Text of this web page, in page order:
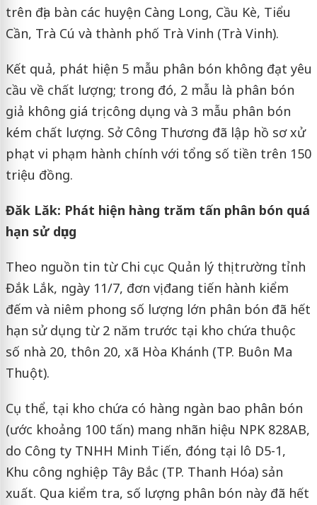
trên địa bàn các huyện Càng Long, Cầu Kè, Tiểu
Cần, Trà Cú và thành phố Trà Vinh (Trà Vinh).
Kết quả, phát hiện 5 mẫu phân bón không đạt yêu
cầu về chất lượng; trong đó, 2 mẫu là phân bón
giả không giá trị công dụng và 3 mẫu phân bón
kém chất lượng. Sở Công Thương đã lập hồ sơ xử
phạt vi phạm hành chính với tổng số tiền trên 150
triệu đồng.
Đăk Lăk: Phát hiện hàng trăm tấn phân bón quá
hạn sử dụng
Theo nguồn tin từ Chi cục Quản lý thị trường tỉnh
Đắk Lắk, ngày 11/7, đơn vị đang tiến hành kiểm
đếm và niêm phong số lượng lớn phân bón đã hết
hạn sử dụng từ 2 năm trước tại kho chứa thuộc
số nhà 20, thôn 20, xã Hòa Khánh (TP. Buôn Ma
Thuột).
Cụ thể, tại kho chứa có hàng ngàn bao phân bón
(ước khoảng 100 tấn) mang nhãn hiệu NPK 828AB,
do Công ty TNHH Minh Tiến, đóng tại lô D5-1,
Khu công nghiệp Tây Bắc (TP. Thanh Hóa) sản
xuất. Qua kiểm tra, số lượng phân bón này đã hết